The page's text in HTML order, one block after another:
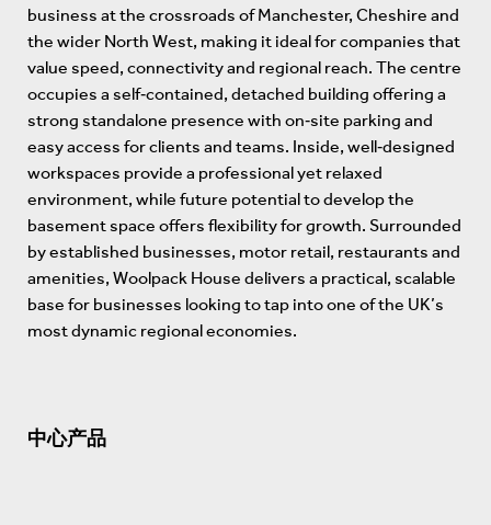
business at the crossroads of Manchester, Cheshire and
the wider North West, making it ideal for companies that
value speed, connectivity and regional reach. The centre
occupies a self‑contained, detached building offering a
strong standalone presence with on‑site parking and
easy access for clients and teams. Inside, well‑designed
workspaces provide a professional yet relaxed
environment, while future potential to develop the
basement space offers flexibility for growth. Surrounded
by established businesses, motor retail, restaurants and
amenities, Woolpack House delivers a practical, scalable
base for businesses looking to tap into one of the UK’s
most dynamic regional economies.
中心产品